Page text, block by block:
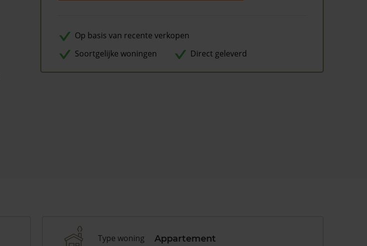
Op basis van recente verkopen
Soortgelijke woningen
Direct geleverd
Type woning Appartement